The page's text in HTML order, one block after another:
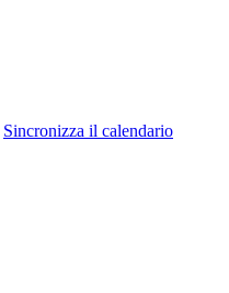
Sincronizza il calendario